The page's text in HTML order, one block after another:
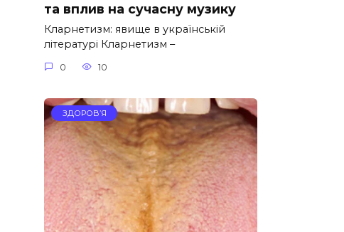
та вплив на сучасну музику
Кларнетизм: явище в українській
літературі Кларнетизм –
0 10
ЗДОРОВ’Я